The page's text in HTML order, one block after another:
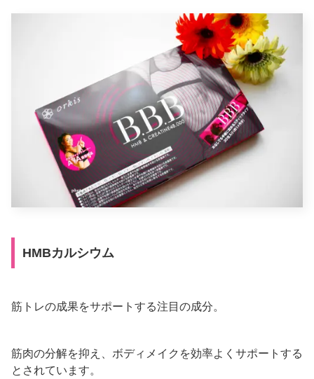
HMBカルシウム
筋トレの成果をサポートする注目の成分。
筋肉の分解を抑え、ボディメイクを効率よくサポートする
とされています。